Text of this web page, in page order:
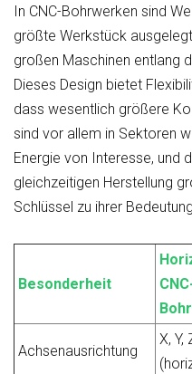
In CNC-Bohrwerken sind
größte Werkstück
großen Maschinen entlang
Dieses Design bietet
dass wesentlich größere
sind vor allem in Sektoren
Energie von Interesse, und
gleichzeitigen Herstellung
Schlüssel zu ihrer
Besonderheit
Achsenausrichtung
X, Y,